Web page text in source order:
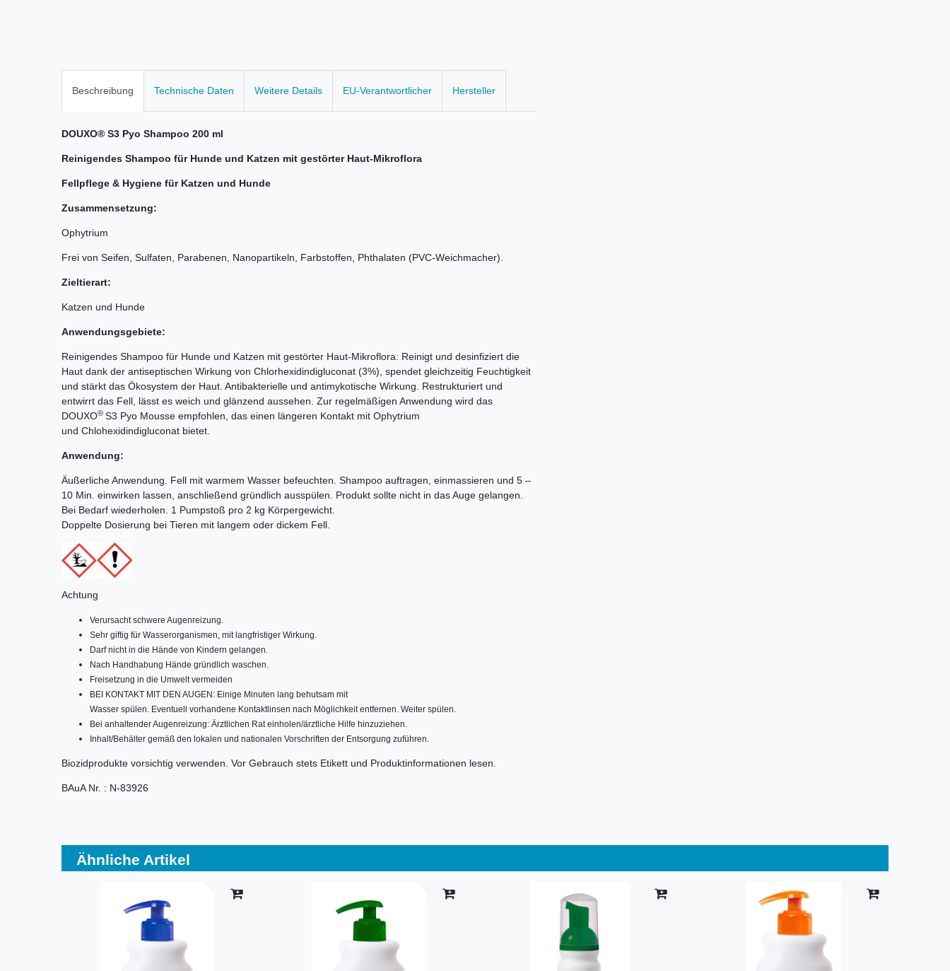
Beschreibung Technische Daten Weitere Details EU-Verantwortlicher Hersteller
DOUXO® S3 Pyo Shampoo 200 ml
Reinigendes Shampoo für Hunde und Katzen mit gestörter Haut-Mikroflora
Fellpflege & Hygiene für Katzen und Hunde
Zusammensetzung:
Ophytrium
Frei von Seifen, Sulfaten, Parabenen, Nanopartikeln, Farbstoffen, Phthalaten (PVC-Weichmacher).
Zieltierart:
Katzen und Hunde
Anwendungsgebiete:
Reinigendes Shampoo für Hunde und Katzen mit gestörter Haut-Mikroflora: Reinigt und desinfiziert die
Haut dank der antiseptischen Wirkung von Chlorhexidindigluconat (3%), spendet gleichzeitig Feuchtigkeit
und stärkt das Ökosystem der Haut. Antibakterielle und antimykotische Wirkung. Restrukturiert und
entwirrt das Fell, lässt es weich und glänzend aussehen. Zur regelmäßigen Anwendung wird das
DOUXO® S3 Pyo Mousse empfohlen, das einen längeren Kontakt mit Ophytrium
und Chlohexidindigluconat bietet.
Anwendung:
Äußerliche Anwendung. Fell mit warmem Wasser befeuchten. Shampoo auftragen, einmassieren und 5 –
10 Min. einwirken lassen, anschließend gründlich ausspülen. Produkt sollte nicht in das Auge gelangen.
Bei Bedarf wiederholen. 1 Pumpstoß pro 2 kg Körpergewicht.
Doppelte Dosierung bei Tieren mit langem oder dickem Fell.
Achtung
Verursacht schwere Augenreizung.
Sehr giftig für Wasserorganismen, mit langfristiger Wirkung.
Darf nicht in die Hände von Kindern gelangen.
Nach Handhabung Hände gründlich waschen.
Freisetzung in die Umwelt vermeiden
BEI KONTAKT MIT DEN AUGEN: Einige Minuten lang behutsam mit
Wasser spülen. Eventuell vorhandene Kontaktlinsen nach Möglichkeit entfernen. Weiter spülen.
Bei anhaltender Augenreizung: Ärztlichen Rat einholen/ärztliche Hilfe hinzuziehen.
Inhalt/Behälter gemäß den lokalen und nationalen Vorschriften der Entsorgung zuführen.
Biozidprodukte vorsichtig verwenden. Vor Gebrauch stets Etikett und Produktinformationen lesen.
BAuA Nr. : N-83926
Ähnliche Artikel